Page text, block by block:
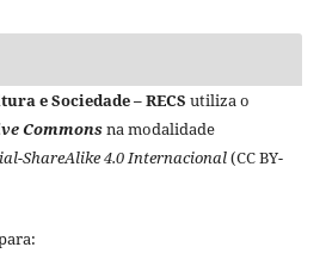
e Sociedade – RECS utiliza o
Commonsna modalidade
ShareAlike 4.0 Internacional(CC BY-